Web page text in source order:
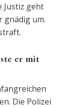
Justiz geht
gnädig um.
er mit
Die Polizei